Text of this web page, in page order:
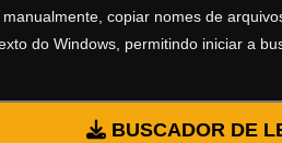
copiar nomes de
do Windows, permitindo iniciar a
BUSCADOR DE